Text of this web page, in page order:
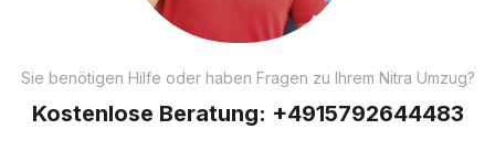
Sie benötigen Hilfe oder haben Fragen zu Ihrem Nitra Umzug?
Kostenlose Beratung: +4915792644483